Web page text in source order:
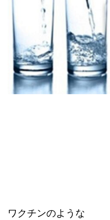
ワクチンのような